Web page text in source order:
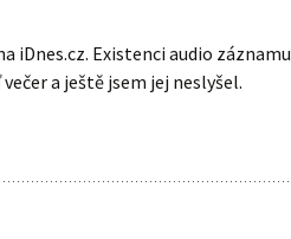
iDnes.cz. Existenci audio záznamu
a ještě jsem jej neslyšel.